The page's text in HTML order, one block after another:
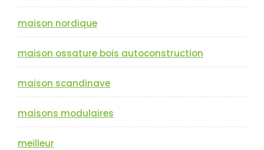
maison nordique
maison ossature bois autoconstruction
maison scandinave
maisons modulaires
meilleur